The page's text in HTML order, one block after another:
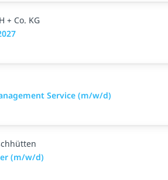
+ Co. KG
Service (m/w/d)
(m/w/d)